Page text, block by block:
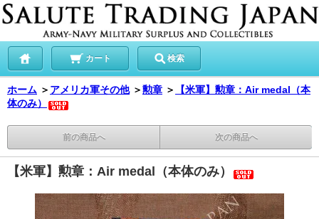
カート 検索
ホーム ＞ アメリカ軍その他 ＞勲章 ＞
【米軍】勲章：Air medal（本
体のみ）
前の商品へ 次の商品へ
【米軍】勲章：Air medal（本体のみ）